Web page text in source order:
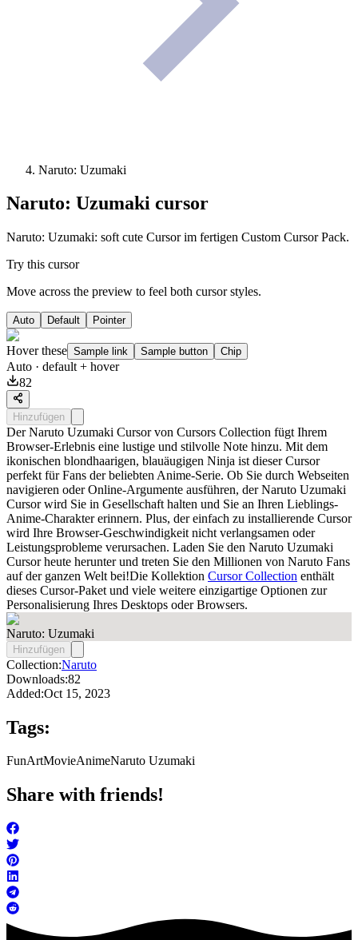
Naruto: Uzumaki
Naruto: Uzumaki cursor
Naruto: Uzumaki: soft cute Cursor im fertigen Custom Cursor Pack.
Try this cursor
Move across the preview to feel both cursor styles.
Auto Default Pointer
Hover these Sample link Sample button Chip
Auto · default + hover
82
Hinzufügen
Der Naruto Uzumaki Cursor von Cursors Collection fügt Ihrem
Browser-Erlebnis eine lustige und stilvolle Note hinzu. Mit dem
ikonischen blondhaarigen, blauäugigen Ninja ist dieser Cursor
perfekt für Fans der beliebten Anime-Serie. Ob Sie durch Webseiten
navigieren oder Online-Argumente ausführen, der Naruto Uzumaki
Cursor wird Sie in Gesellschaft halten und Sie an Ihren Lieblings-
Anime-Charakter erinnern. Plus, der einfach zu installierende Cursor
wird Ihre Browser-Geschwindigkeit nicht verlangsamen oder
Leistungsprobleme verursachen. Laden Sie den Naruto Uzumaki
Cursor heute herunter und treten Sie den Millionen von Naruto Fans
auf der ganzen Welt bei!Die Kollektion Cursor Collection enthält
dieses Cursor-Paket und viele weitere einzigartige Optionen zur
Personalisierung Ihres Desktops oder Browsers.
Naruto: Uzumaki
Hinzufügen
Collection:Naruto
Downloads:82
Added:Oct 15, 2023
Tags:
FunArtMovieAnimeNaruto Uzumaki
Share with friends!